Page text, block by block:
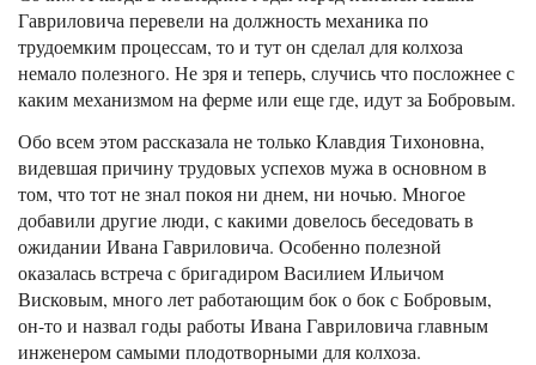
Гавриловича перевели на должность механика по
трудоемким процессам, то и тут он сделал для колхоза
немало полезного. Не зря и теперь, случись что посложнее с
каким механизмом на ферме или еще где, идут за Бобровым.
Обо всем этом рассказала не только Клавдия Тихоновна,
видевшая причину трудовых успехов мужа в основном в
том, что тот не знал покоя ни днем, ни ночью. Многое
добавили другие люди, с какими довелось беседовать в
ожидании Ивана Гавриловича. Особенно полезной
оказалась встреча с бригадиром Василием Ильичом
Висковым, много лет работающим бок о бок с Бобровым,
он-то и назвал годы работы Ивана Гавриловича главным
инженером самыми плодотворными для колхоза.